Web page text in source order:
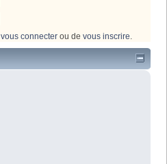
vous connecter ou de vous inscrire.